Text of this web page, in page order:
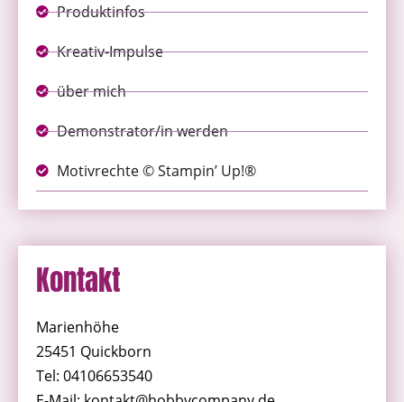
Produktinfos
Kreativ-Impulse
über mich
Demonstrator/in werden
Motivrechte © Stampin’ Up!®
Kontakt
Marienhöhe
25451 Quickborn
Tel: 04106653540